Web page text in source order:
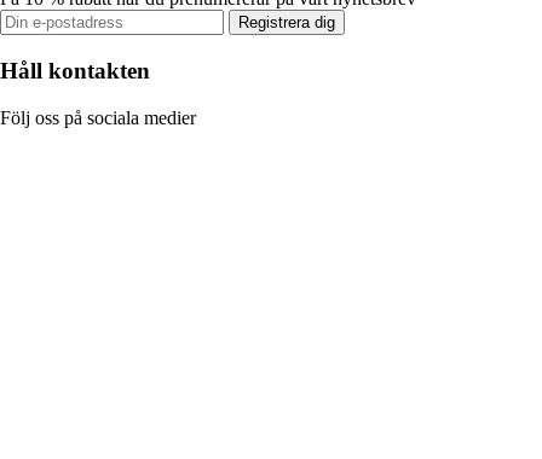
Registrera dig
Håll kontakten
Följ oss på sociala medier